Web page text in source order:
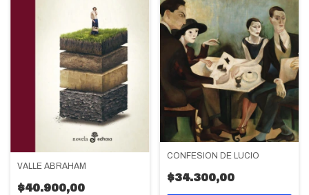
VALLE ABRAHAM
$40.900,00
CONFESION DE LUCIO
$34.300,00